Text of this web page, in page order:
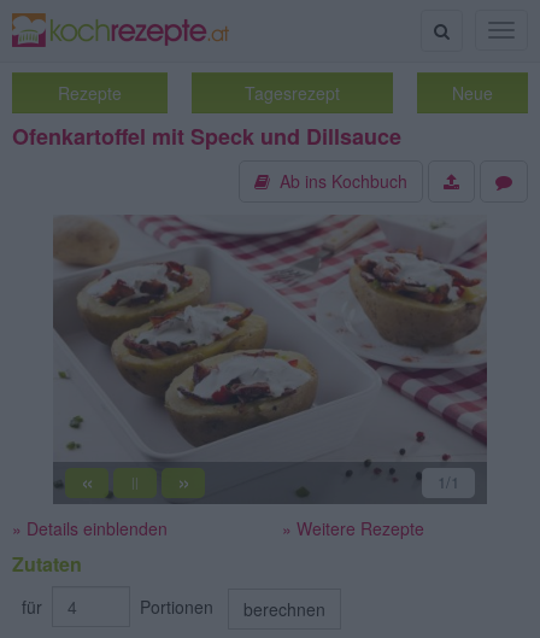
Suche
Rezepte Tagesrezept Neue
Ofenkartoffel mit Speck und Dillsauce
Ab ins Kochbuch
« || » 1/1
» Details einblenden » Weitere Rezepte
Zutaten
für Portionen berechnen